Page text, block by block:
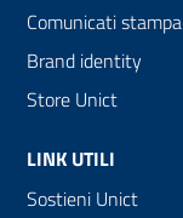
Comunicati stampa
Brand identity
Store Unict
LINK UTILI
Sostieni Unict